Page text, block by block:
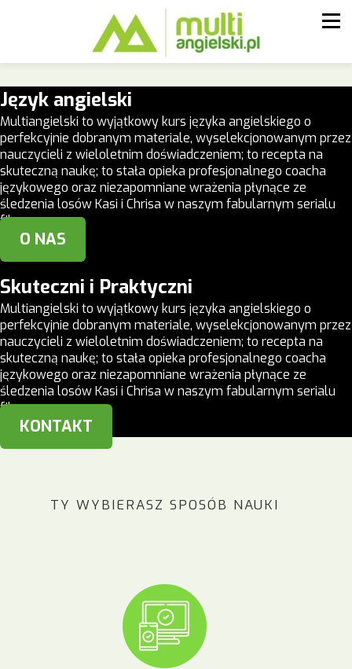
Język angielski
Multiangielski to wyjątkowy kurs języka angielskiego o
perfekcyjnie dobranym materiale, wyselekcjonowanym przez
nauczycieli z wieloletnim doświadczeniem; to recepta na
skuteczną naukę; to stała opieka profesjonalnego coacha
językowego oraz niezapomniane wrażenia płynące ze
śledzenia losów Kasi i Chrisa w naszym fabularnym serialu
filmowym.
O NAS
Skuteczni i Praktyczni
Multiangielski to wyjątkowy kurs języka angielskiego o
perfekcyjnie dobranym materiale, wyselekcjonowanym przez
nauczycieli z wieloletnim doświadczeniem; to recepta na
skuteczną naukę; to stała opieka profesjonalnego coacha
językowego oraz niezapomniane wrażenia płynące ze
śledzenia losów Kasi i Chrisa w naszym fabularnym serialu
filmowym.
KONTAKT
TY WYBIERASZ SPOSÓB NAUKI